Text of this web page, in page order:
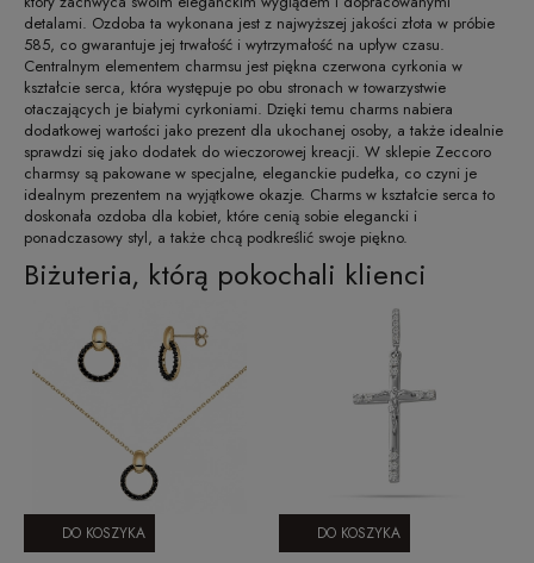
detalami. Ozdoba ta wykonana jest z najwyższej jakości złota w próbie
585, co gwarantuje jej trwałość i wytrzymałość na upływ czasu.
Centralnym elementem charmsu jest piękna czerwona cyrkonia w
kształcie serca, która występuje po obu stronach w towarzystwie
otaczających je białymi cyrkoniami. Dzięki temu charms nabiera
dodatkowej wartości jako prezent dla ukochanej osoby, a także idealnie
sprawdzi się jako dodatek do wieczorowej kreacji. W sklepie Zeccoro
charmsy są pakowane w specjalne, eleganckie pudełka, co czyni je
idealnym prezentem na wyjątkowe okazje. Charms w kształcie serca to
doskonała ozdoba dla kobiet, które cenią sobie elegancki i
ponadczasowy styl, a także chcą podkreślić swoje piękno.
Biżuteria, którą pokochali klienci
DO KOSZYKA DO KOSZYKA